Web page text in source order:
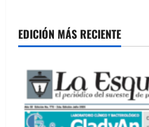
en
las
Pequeñas
años
EDICIÓN MÁS RECIENTE